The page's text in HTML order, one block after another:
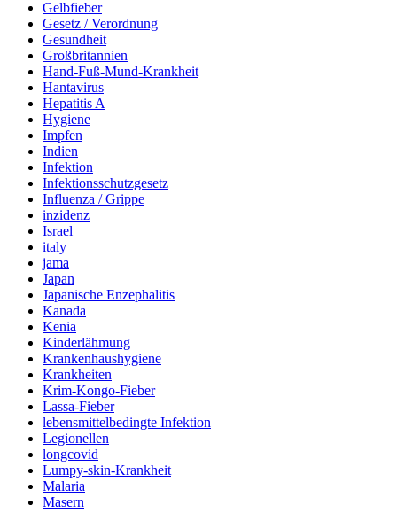
Gelbfieber
Gesetz / Verordnung
Gesundheit
Großbritannien
Hand-Fuß-Mund-Krankheit
Hantavirus
Hepatitis A
Hygiene
Impfen
Indien
Infektion
Infektionsschutzgesetz
Influenza / Grippe
inzidenz
Israel
italy
jama
Japan
Japanische Enzephalitis
Kanada
Kenia
Kinderlähmung
Krankenhaushygiene
Krankheiten
Krim-Kongo-Fieber
Lassa-Fieber
lebensmittelbedingte Infektion
Legionellen
longcovid
Lumpy-skin-Krankheit
Malaria
Masern